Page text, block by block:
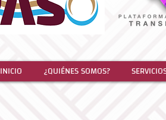
INICIO ¿QUIÉNES SOMOS?